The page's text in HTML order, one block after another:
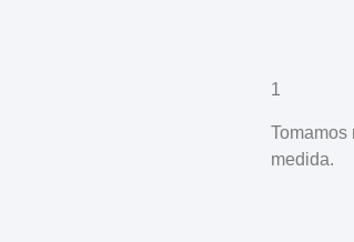
1
Tomamos
medida.